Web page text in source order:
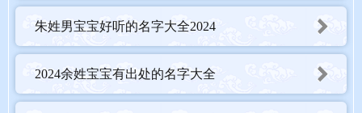
朱姓男宝宝好听的名字大全2024
2024余姓宝宝有出处的名字大全